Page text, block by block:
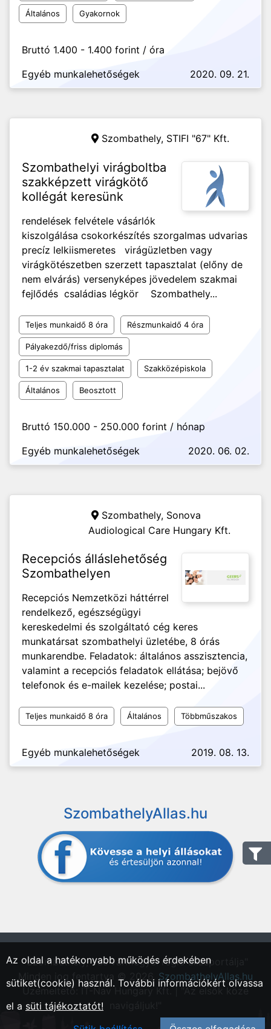
Általános Gyakornok
Bruttó 1.400 - 1.400 forint / óra
Egyéb munkalehetőségek
2020. 09. 21.
Szombathely, STIFI "67" Kft.
Szombathelyi virágboltba
szakképzett virágkötő
kollégát keresünk
rendelések felvétele vásárlók
kiszolgálása csokorkészítés szorgalmas udvarias
precíz lelkiismeretes virágüzletben vagy
virágkötészetben szerzett tapasztalat (előny de
nem elvárás) versenyképes jövedelem szakmai
fejlődés családias légkör Szombathely...
Teljes munkaidő 8 óra Részmunkaidő 4 óra
Pályakezdő/friss diplomás
1-2 év szakmai tapasztalat Szakközépiskola
Általános Beosztott
Bruttó 150.000 - 250.000 forint / hónap
Egyéb munkalehetőségek
2020. 06. 02.
Szombathely, Sonova
Audiological Care Hungary Kft.
Recepciós álláslehetőség
Szombathelyen
Recepciós Nemzetközi háttérrel
rendelkező, egészségügyi
kereskedelmi és szolgáltató cég keres
munkatársat szombathelyi üzletébe, 8 órás
munkarendbe. Feladatok: általános asszisztencia,
valamint a recepciós feladatok ellátása; bejövő
telefonok és e-mailek kezelése; postai...
Teljes munkaidő 8 óra Általános Többműszakos
Egyéb munkalehetőségek 2019. 08. 13.
SzombathelyAllas.hu
"Szombathely, Vas vármegyei régió állásportálja"
Minden jog fentartva © 2026. SzombathelyAllas.hu
Üzemeltető: IT-Nav Hungary Kft. | "Az elsők közé
Az oldal a hatékonyabb működés érdekében
sütiket(cookie) használ. További információkért olvassa
el a süti tájékoztatót!